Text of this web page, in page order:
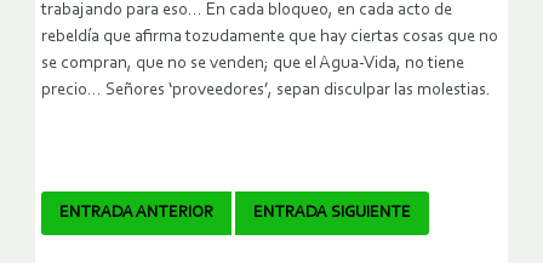
trabajando para eso… En cada bloqueo, en cada acto de
rebeldía que afirma tozudamente que hay ciertas cosas que no
se compran, que no se venden; que el Agua-Vida, no tiene
precio… Señores ‘proveedores’, sepan disculpar las molestias.
Navegador
ENTRADA ANTERIOR ENTRADA SIGUIENTE